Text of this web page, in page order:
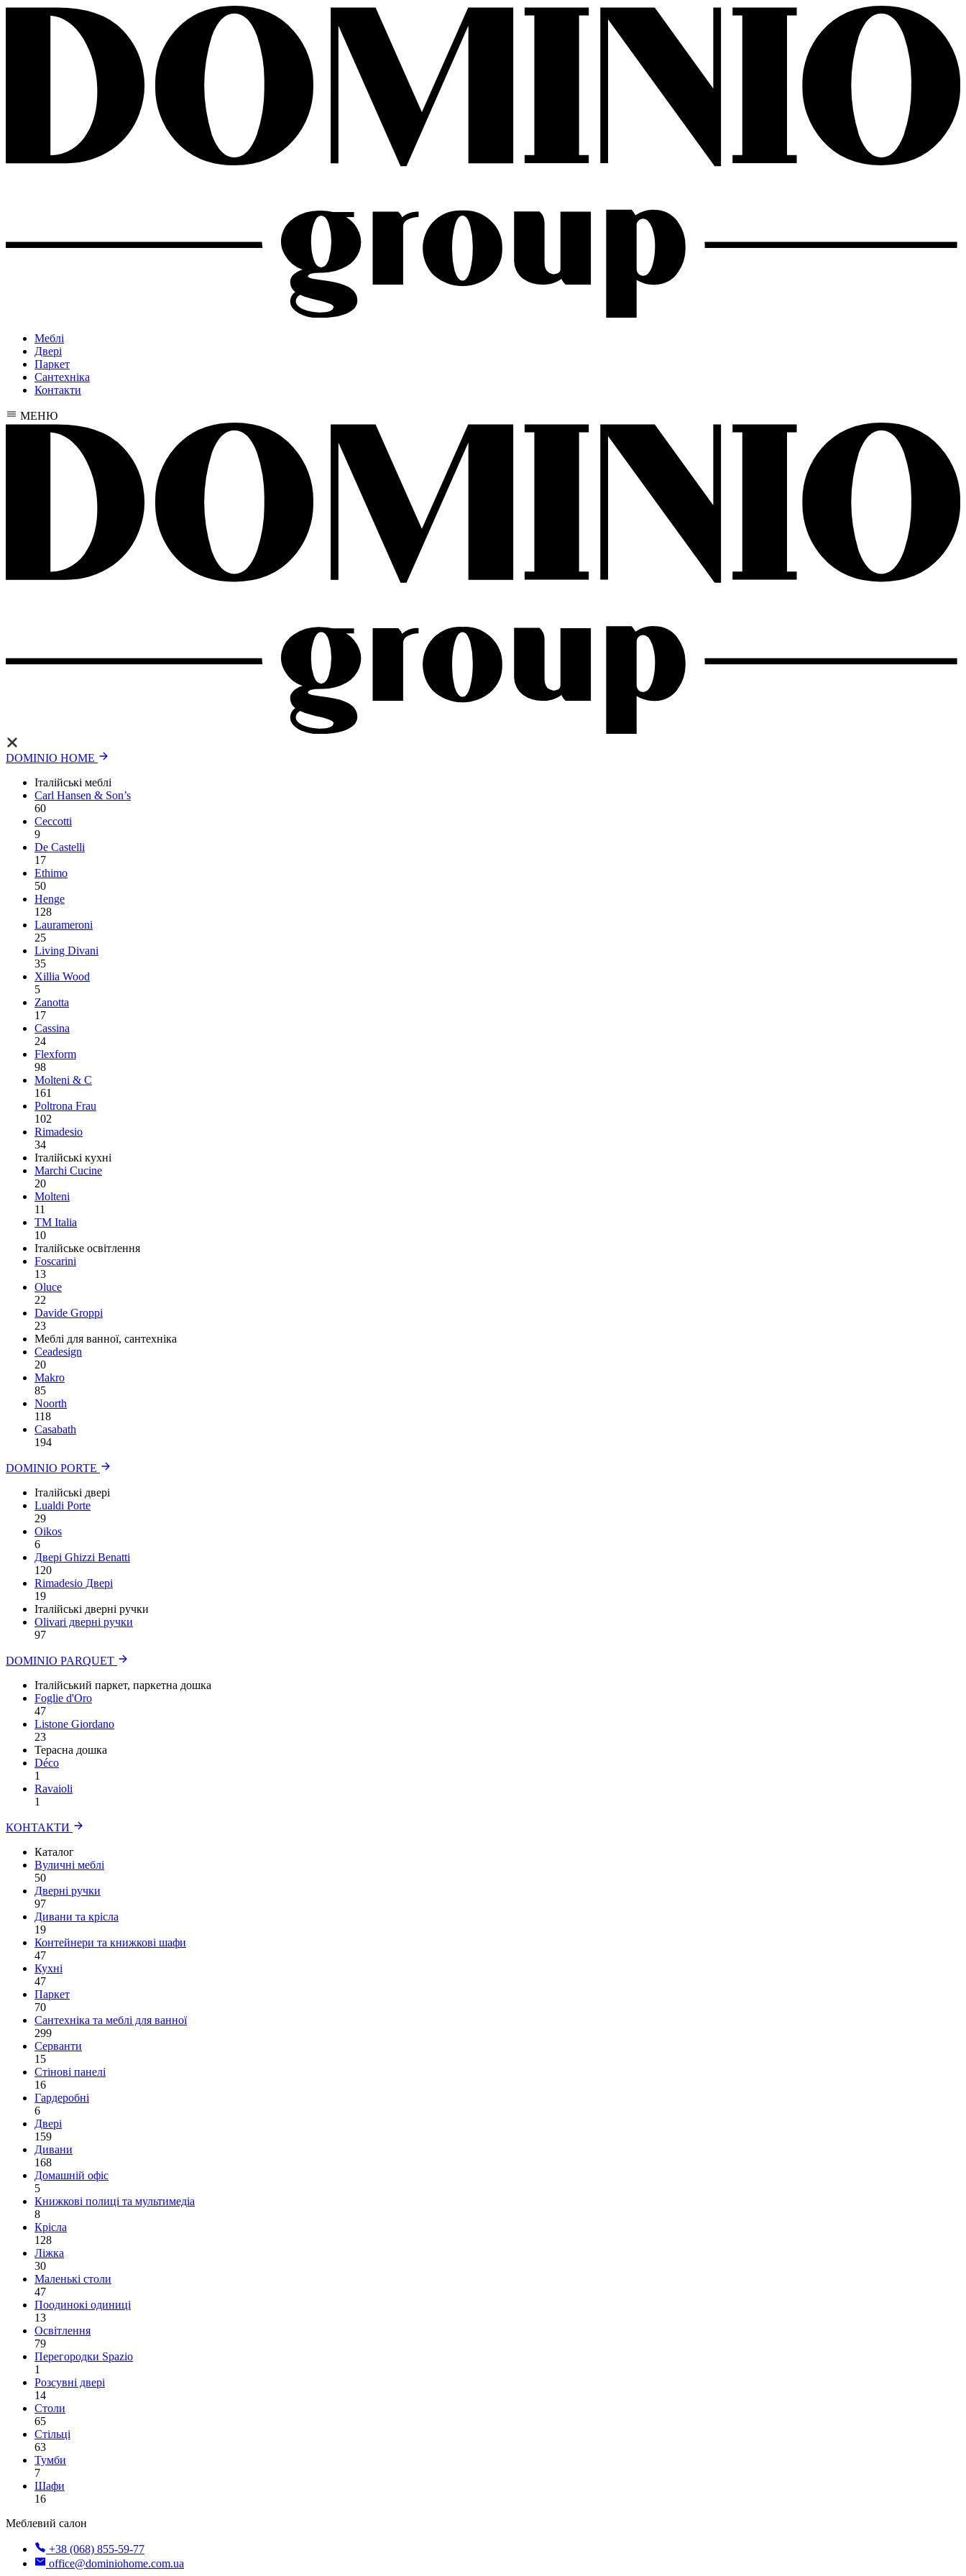
Меблі
Двері
Паркет
Сантехніка
Контакти
МЕНЮ
DOMINIO HOME
Італійські меблі
Carl Hansen & Son’s
60
Ceccotti
9
De Castelli
17
Ethimo
50
Henge
128
Laurameroni
25
Living Divani
35
Xillia Wood
5
Zanotta
17
Cassina
24
Flexform
98
Molteni & C
161
Poltrona Frau
102
Rimadesio
34
Італійські кухні
Marchi Cucine
20
Molteni
11
TM Italia
10
Італійське освітлення
Foscarini
13
Oluce
22
Davide Groppi
23
Меблі для ванної, сантехніка
Ceadesign
20
Makro
85
Noorth
118
Сasabath
194
DOMINIO PORTE
Італійські двері
Lualdi Porte
29
Oikos
6
Двері Ghizzi Benatti
120
Rimadesio Двері
19
Італійські дверні ручки
Olivari дверні ручки
97
DOMINIO PARQUET
Італійський паркет, паркетна дошка
Foglie d'Oro
47
Listone Giordano
23
Терасна дошка
Déco
1
Ravaioli
1
КОНТАКТИ
Каталог
Вуличні меблі
50
Дверні ручки
97
Дивани та крісла
19
Контейнери та книжкові шафи
47
Кухні
47
Паркет
70
Сантехніка та меблі для ванної
299
Серванти
15
Стінові панелі
16
Гардеробні
6
Двері
159
Дивани
168
Домашній офіс
5
Книжкові полиці та мультимедіа
8
Крісла
128
Ліжка
30
Маленькі столи
47
Поодинокі одиниці
13
Освітлення
79
Перегородки Spazio
1
Розсувні двері
14
Столи
65
Стільці
63
Тумби
7
Шафи
16
Меблевий салон
+38 (068) 855-59-77
office@dominiohome.com.ua